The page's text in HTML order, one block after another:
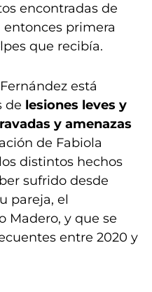
encontradas de
entonces primera
que recibía.
está
de lesiones leves y
y amenazas
de Fabiola
distintos hechos
sufrido desde
pareja, el
Madero, y que se
entre 2020 y